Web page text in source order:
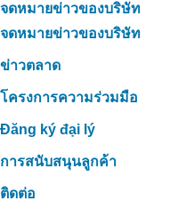
จดหมายข่าวของบริษัท
จดหมายข่าวของบริษัท
ข่าวตลาด
โครงการความร่วมมือ
Đăng ký đại lý
การสนับสนุนลูกค้า
ติดต่อ